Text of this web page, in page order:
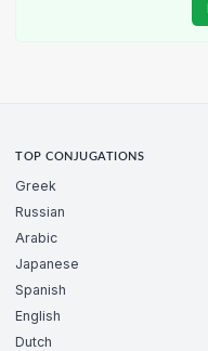
TOP CONJUGATIONS
Greek
Russian
Arabic
Japanese
Spanish
English
Dutch